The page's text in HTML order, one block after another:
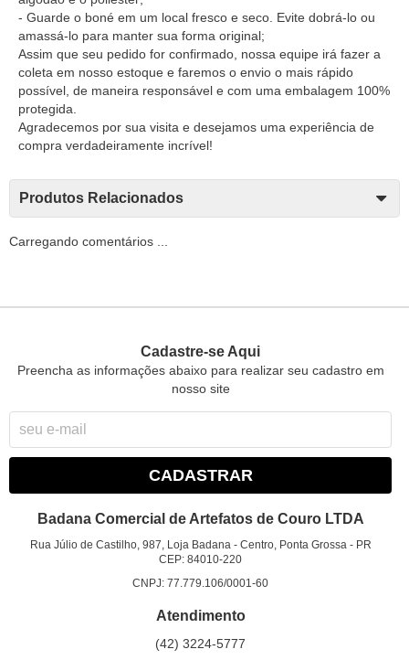
- Guarde o boné em um local fresco e seco. Evite dobrá-lo ou
amassá-lo para manter sua forma original;
Assim que seu pedido for confirmado, nossa equipe irá fazer a
coleta em nosso estoque e faremos o envio o mais rápido
possível, de maneira responsável e com uma embalagem 100%
protegida.
Agradecemos por sua visita e desejamos uma experiência de
compra verdadeiramente incrível!
Produtos Relacionados
Carregando comentários ...
Cadastre-se Aqui
Preencha as informações abaixo para realizar seu cadastro em
nosso site
CADASTRAR
Badana Comercial de Artefatos de Couro LTDA
Rua Júlio de Castilho, 987, Loja Badana - Centro, Ponta Grossa - PR
CEP: 84010-220
CNPJ: 77.779.106/0001-60
Atendimento
(42) 3224-5777